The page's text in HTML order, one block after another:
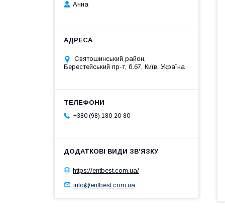
Анна
Святошинський район,
Берестейський пр-т, б.67, Київ, Україна
+380 (98) 180-20-80
https://entbest.com.ua/
info@entbest.com.ua